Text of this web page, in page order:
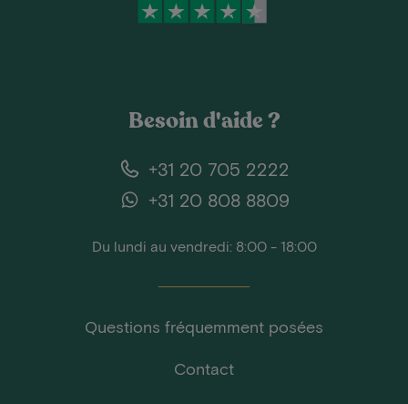
Besoin d'aide ?
+31 20 705 2222
+31 20 808 8809
Du lundi au vendredi: 8:00 - 18:00
Questions fréquemment posées
Contact